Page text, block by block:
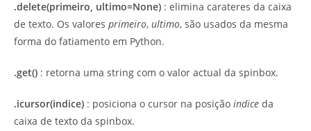
.delete(primeiro, ultimo=None) : elimina carateres da caixa
de texto. Os valores primeiro, ultimo, são usados da mesma
forma do fatiamento em Python.
.get() : retorna uma string com o valor actual da spinbox.
.icursor(indice) : posiciona o cursor na posição indice da
caixa de texto da spinbox.